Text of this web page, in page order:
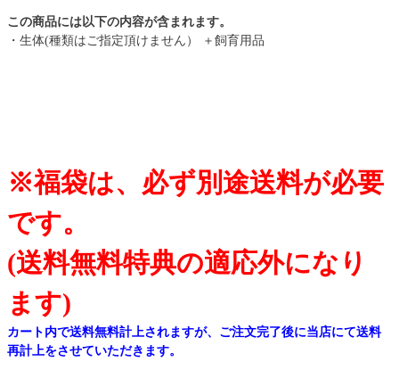
この商品には以下の内容が含まれます。
・生体(種類はご指定頂けません） ＋飼育用品
※福袋は、必ず別途送料が必要
です。
(送料無料特典の適応外になり
ます)
カート内で送料無料計上されますが、ご注文完了後に当店にて送料
再計上をさせていただきます。